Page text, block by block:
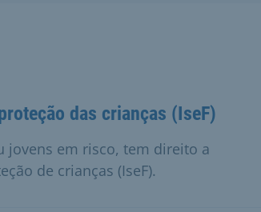
das crianças (IseF)
jovens em risco, tem direito a
de crianças (IseF).